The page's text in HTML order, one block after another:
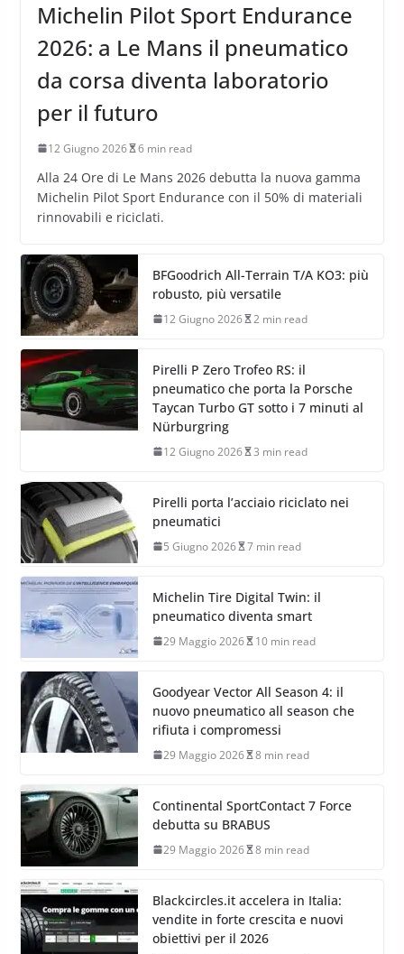
Michelin Pilot Sport Endurance
2026: a Le Mans il pneumatico
da corsa diventa laboratorio
per il futuro
12 Giugno 2026 6 min read
Alla 24 Ore di Le Mans 2026 debutta la nuova gamma
Michelin Pilot Sport Endurance con il 50% di materiali
rinnovabili e riciclati.
BFGoodrich All-Terrain T/A KO3: più
robusto, più versatile
12 Giugno 2026 2 min read
Pirelli P Zero Trofeo RS: il
pneumatico che porta la Porsche
Taycan Turbo GT sotto i 7 minuti al
Nürburgring
12 Giugno 2026 3 min read
Pirelli porta l’acciaio riciclato nei
pneumatici
5 Giugno 2026 7 min read
Michelin Tire Digital Twin: il
pneumatico diventa smart
29 Maggio 2026 10 min read
Goodyear Vector All Season 4: il
nuovo pneumatico all season che
rifiuta i compromessi
29 Maggio 2026 8 min read
Continental SportContact 7 Force
debutta su BRABUS
29 Maggio 2026 8 min read
Blackcircles.it accelera in Italia:
vendite in forte crescita e nuovi
obiettivi per il 2026